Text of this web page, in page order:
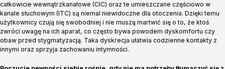
całkowicie wewnątrzkanałowe (CIC) oraz te umieszczane częściowo w
kanale słuchowym (ITC) są niemal niewidoczne dla otoczenia. Dzięki temu
użytkownicy czują się swobodniej i nie muszą martwić się o to, że ktoś
zwróci uwagę na ich aparat, co często bywa powodem dyskomfortu czy
obaw przed stygmatyzacją. Taka dyskrecja ułatwia codzienne kontakty z
innymi oraz sprzyja zachowaniu intymności.